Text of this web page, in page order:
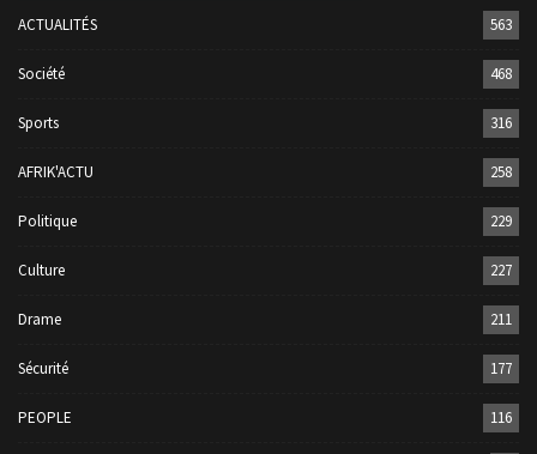
ACTUALITÉS 563
Société 468
Sports 316
AFRIK'ACTU 258
Politique 229
Culture 227
Drame 211
Sécurité 177
PEOPLE 116